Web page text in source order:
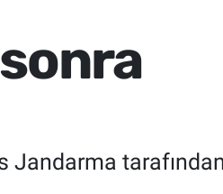
sonra
Jandarma